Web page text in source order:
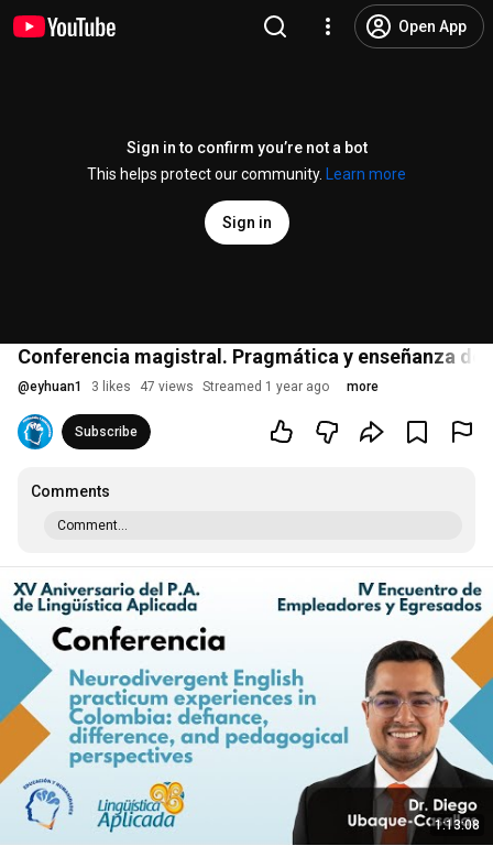
Open App
Sign in to confirm you’re not a bot
This helps protect our community.
Learn more
Sign in
Conferencia magistral. Pragmática y enseñanza
@eyhuan1 3 likes 47 views Streamed 1 year ago more
Subscribe
Comments
Comment...
1:13:08